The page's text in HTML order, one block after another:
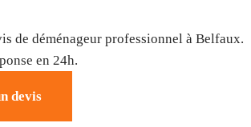
de déménageur professionnel à Belfaux.
en 24h.
devis